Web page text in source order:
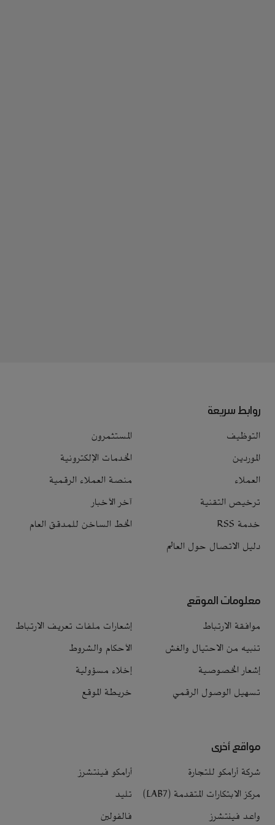
روابط سريعة
التوظيف
المستثمرون
الموردين
الخدمات الإلكترونية
العملاء
منصة العملاء الرقمية
ترخيص التقنية
آخر الأخبار
خدمة RSS
الخط الساخن للمدقق العام
دليل الاتصال حول العالم
معلومات الموقع
موافقة الارتباط
إشعارات ملفات تعريف الارتباط
تنبيه من الاحتيال والغش
الأحكام والشروط
إشعار الخصوصية
إخلاء مسؤولية
تسهيل الوصول الرقمي
خريطة الموقع
مواقع أخرى
شركة أرامكو للتجارة
أرامكو فينتشرز
مركز الابتكارات المتقدمة (LAB7)
تليد
واعد فينتشرز
فالفولين